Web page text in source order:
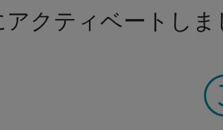
クティベートしま